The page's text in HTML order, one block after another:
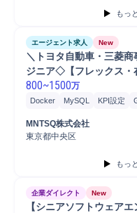
もっ
エージェント求人 New
＼トヨタ自動車・三菱
ジニア◇【フレックス・
800~1500万
Docker MySQL KPI設定
プロジェクト
リスクコントロ
Python
バリューアップ/モニ
MNTSQ株式会社
東京都中央区
もっ
企業ダイレクト New
【シニアソフトウェア